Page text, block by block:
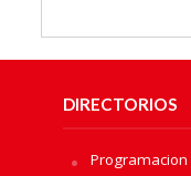
DIRECTORIOS
Programacion